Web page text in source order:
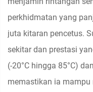
perkhidmatan yang
juta kitaran pencetus.
sekitar dan prestasi
(-20°C hingga 85°C)
memastikan ia